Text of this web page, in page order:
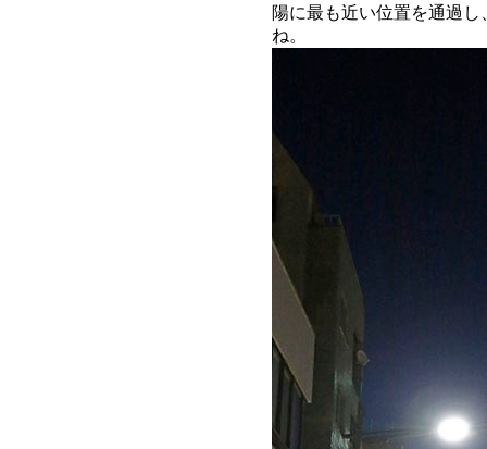
陽に最も近い位置を通過
ね。